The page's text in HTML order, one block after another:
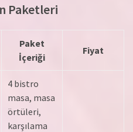
Paketleri
Paket
İçeriği
Fiyat
4 bistro
masa, masa
örtüleri,
karşılama